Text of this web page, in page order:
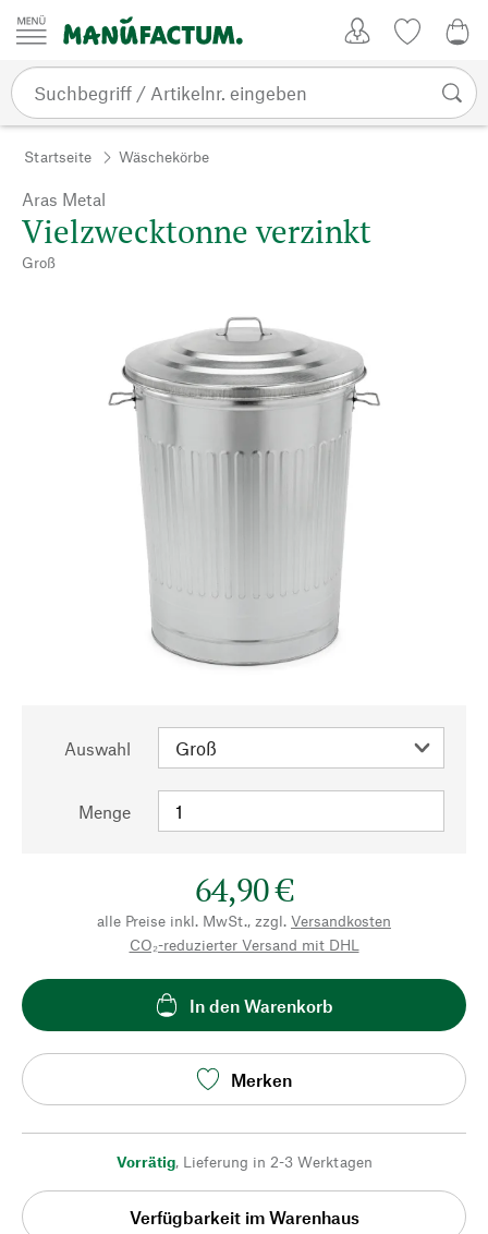
Zum Inhalt springen
Startseite Wäschekörbe
Aras Metal
Vielzwecktonne verzinkt
Groß
Auswahl
Menge
64,90 €
alle Preise inkl. MwSt., zzgl. Versandkosten
CO₂-reduzierter Versand mit DHL
In den Warenkorb
Merken
Vorrätig, Lieferung in 2-3 Werktagen
Verfügbarkeit im Warenhaus